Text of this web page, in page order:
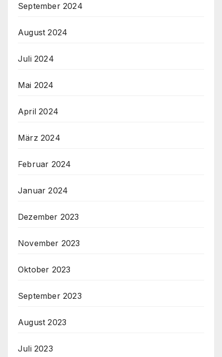
September 2024
August 2024
Juli 2024
Mai 2024
April 2024
März 2024
Februar 2024
Januar 2024
Dezember 2023
November 2023
Oktober 2023
September 2023
August 2023
Juli 2023